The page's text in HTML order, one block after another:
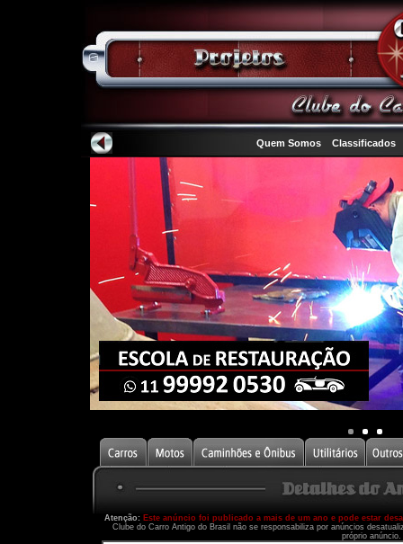
Quem Somos Classificados
Atenção: Este anúncio foi publicado a mais de um ano e pode estar
Clube do Carro Antigo do Brasil não se responsabiliza por anúncios
próprio anúncio.